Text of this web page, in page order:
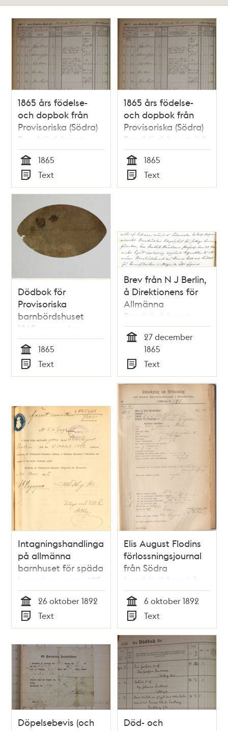
1865 års födelse-
och dopbok från
Provisoriska (Södra)
Barnbördshuset,
februari-juni
Tid
1865
Typ
Text
1865 års födelse-
och dopbok från
Provisoriska (Södra)
Barnbördshuset, juli-
december
Tid
1865
Typ
Text
Dödbok för
Provisoriska
barnbördshuset
1865, mars-dec
(from 1881 Södra
barnbördshuset)
Tid
1865
Typ
Text
Brev från N J Berlin,
å Direktionens för
Allmänna
Barnbördshusets
vägnar, till
Stockholms stads
Sundhetsnämnd
27 december
1865
Typ
Text
Intagningshandlingar
på allmänna
barnhuset för späda
barnet nummer 425
Elis August Flodin
Tid
26 oktober 1892
Typ
Text
Elis August Flodins
förlossningsjournal
från Södra
barnbördshuset år
1892
Tid
6 oktober 1892
Typ
Text
Döpelsebevis (och
Död- och